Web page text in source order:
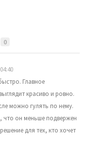
0
Главное
красиво и ровно.
можно гулять по нему.
что он меньше подвержен
для тех, кто хочет